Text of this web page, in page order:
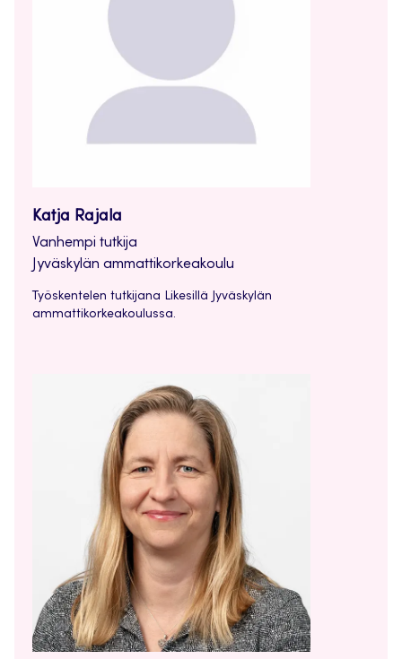
Katja Rajala
Vanhempi tutkija
Jyväskylän ammattikorkeakoulu
Työskentelen tutkijana Likesillä Jyväskylän
ammattikorkeakoulussa.